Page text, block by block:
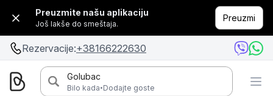
Preuzmite našu aplikaciju
Još lakše do smeštaja.
Preuzmi
Rezervacije:+38166222630
Golubac
Bilo kada·Dodajte goste